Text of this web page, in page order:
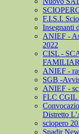
F.I.S.I.
Insegnanti
ANIEF -
2022
CISL -
ANIEF -
SGB -
ANIEF -
FLC CGIL
Distretto
sciopero
Snadir